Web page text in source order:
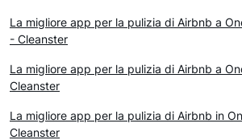
La migliore app per la pulizia di Airbnb a
- Cleanster
La migliore app per la pulizia di Airbnb a
Cleanster
La migliore app per la pulizia di Airbnb in
Cleanster